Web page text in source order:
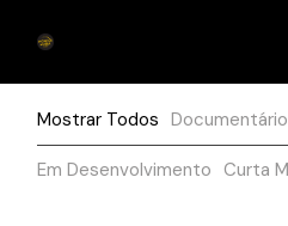
Mostrar Todos
Em Desenvolvimento Curta